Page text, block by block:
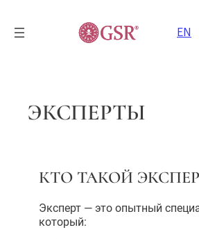
содержимому
EN
ЭКСПЕРТЫ
КТО ТАКОЙ
Эксперт — это опытный
который: